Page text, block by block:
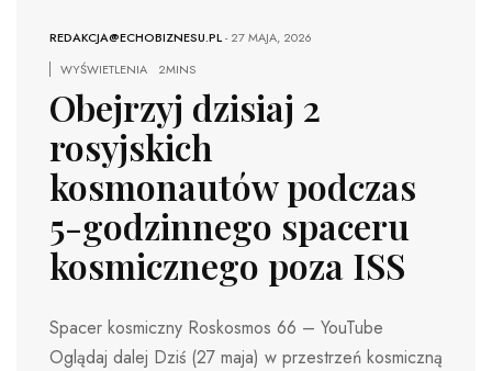
REDAKCJA@ECHOBIZNESU.PL-27 MAJA, 2026
WYŚWIETLENIA
2MINS
Obejrzyj dzisiaj 2
rosyjskich
kosmonautów podczas
5-godzinnego spaceru
kosmicznego poza ISS
Spacer kosmiczny Roskosmos 66 – YouTube
Oglądaj dalej Dziś (27 maja) w przestrzeń kosmiczną